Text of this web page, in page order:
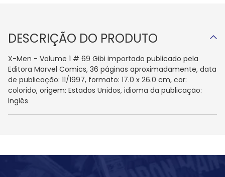
DESCRIÇÃO DO PRODUTO
X-Men - Volume 1 # 69 Gibi importado publicado pela
Editora Marvel Comics, 36 páginas aproximadamente, data
de publicação: 11/1997, formato: 17.0 x 26.0 cm, cor:
colorido, origem: Estados Unidos, idioma da publicação:
Inglês